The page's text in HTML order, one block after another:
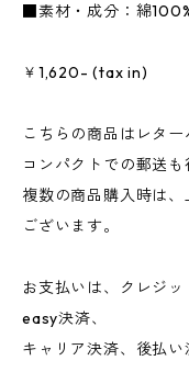
■素材・成分：綿
￥1,620- (tax in)
こちらの商品はレタ
コンパクトでの郵送も
複数の商品購入時は
ございます。
お支払いは、クレジ
easy決済、
キャリア決済、後払い